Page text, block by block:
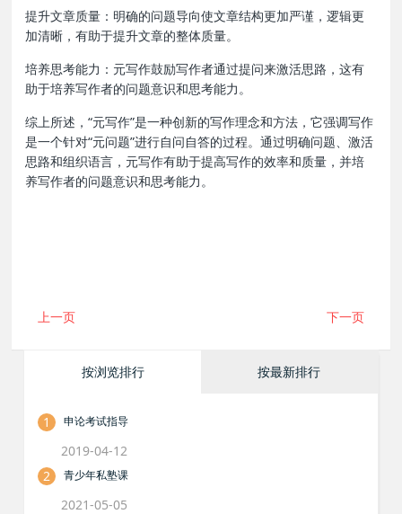
‌提升文章质量‌：明确的问题导向使文章结构更加严谨，逻辑更
加清晰，有助于提升文章的整体质量。
‌培养思考能力‌：元写作鼓励写作者通过提问来激活思路，这有
助于培养写作者的问题意识和思考能力。
综上所述，“元写作”是一种创新的写作理念和方法，它强调写作
是一个针对“元问题”进行自问自答的过程。通过明确问题、激活
思路和组织语言，元写作有助于提高写作的效率和质量，并培
养写作者的问题意识和思考能力。
上一页 下一页
按浏览排行 按最新排行
1 申论考试指导
2019-04-12
2
青少年私塾课
2021-05-05